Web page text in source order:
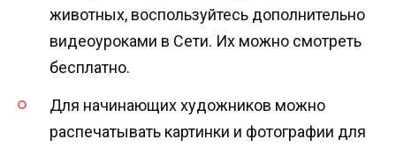
животных, воспользуйтесь дополнительно
видеоуроками в Сети. Их можно смотреть
бесплатно.
Для начинающих художников можно
распечатывать картинки и фотографии для